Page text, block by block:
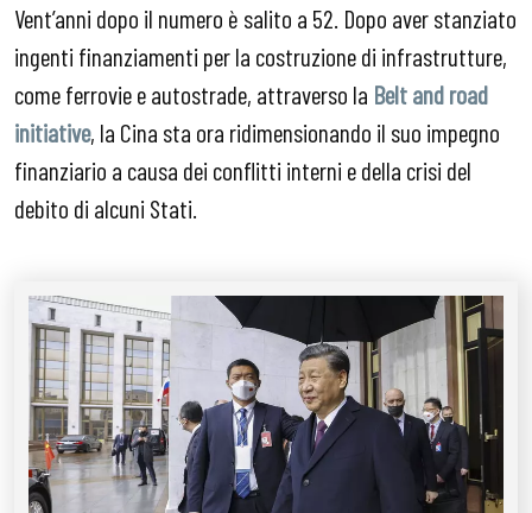
Vent’anni dopo il numero è salito a 52. Dopo aver stanziato
ingenti finanziamenti per la costruzione di infrastrutture,
come ferrovie e autostrade, attraverso la Belt and road
initiative, la Cina sta ora ridimensionando il suo impegno
finanziario a causa dei conflitti interni e della crisi del
debito di alcuni Stati.